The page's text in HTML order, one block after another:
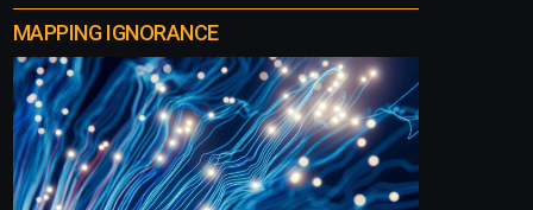
MAPPING IGNORANCE